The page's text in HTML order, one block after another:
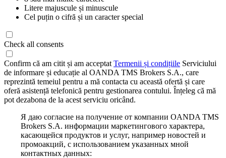
Litere majuscule și minuscule
Cel puțin o cifră și un caracter special
Check all consents
Confirm că am citit și am acceptat Termenii și condițiile Serviciului
de informare și educație al OANDA TMS Brokers S.A., care
reprezintă temeiul pentru a mă contacta cu această ofertă și care
oferă asistență telefonică pentru gestionarea contului. Înțeleg că mă
pot dezabona de la acest serviciu oricând.
Я даю согласие на получение от компании OANDA TMS
Brokers S.A. информации маркетингового характера,
касающейся продуктов и услуг, например новостей и
промоакций, с использованием указанных мной
контактных данных: